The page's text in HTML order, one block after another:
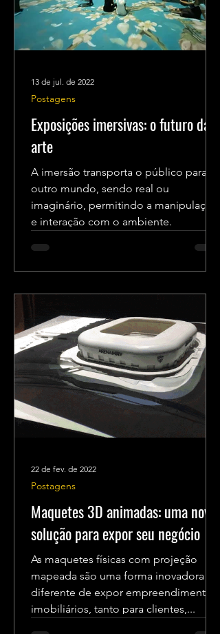
Exposições imersivas: o futuro da
arte
A imersão transporta o público para
outro mundo, sendo real ou
imaginário, permitindo a manipulação
e interação com o ambiente.
Postagens
13 de jul. de 2022
Maquetes 3D animadas: uma nova
solução para expor seu negócio
As maquetes físicas com projeção
mapeada são uma forma inovadora e
diferente de expor empreendimentos
imobiliários, tanto para clientes,...
Postagens
22 de fev. de 2022